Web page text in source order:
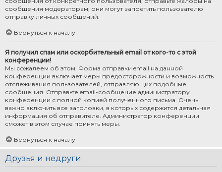
сообщения модераторам; они могут запретить пользователю
отправку личных сообщений.
Вернуться к началу
Я получил спам или оскорбительный email от кого-то с этой
конференции!
Мы сожалеем об этом. Форма отправки email на данной
конференции включает меры предосторожности и возможность
отслеживания пользователей, отправляющих подобные
сообщения. Отправьте email-сообщение администратору
конференции с полной копией полученного письма. Очень
важно включить все заголовки, в которых содержится детальная
информация об отправителе. Администратор конференции
сможет в этом случае принять меры.
Вернуться к началу
Друзья и недруги